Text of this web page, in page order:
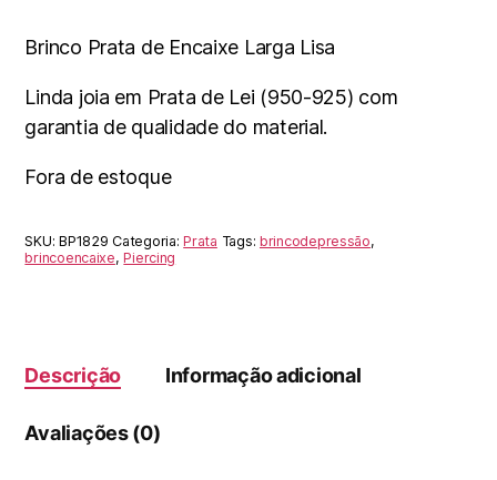
original
R$54,20.
atual
R$37,94.
Brinco Prata de Encaixe Larga Lisa
Linda joia em Prata de Lei (950-925) com
garantia de qualidade do material.
Fora de estoque
SKU:BP1829 Categoria:Prata Tags: brincodepressão,
brincoencaixe,Piercing
Descrição Informação adicional
Avaliações (0)